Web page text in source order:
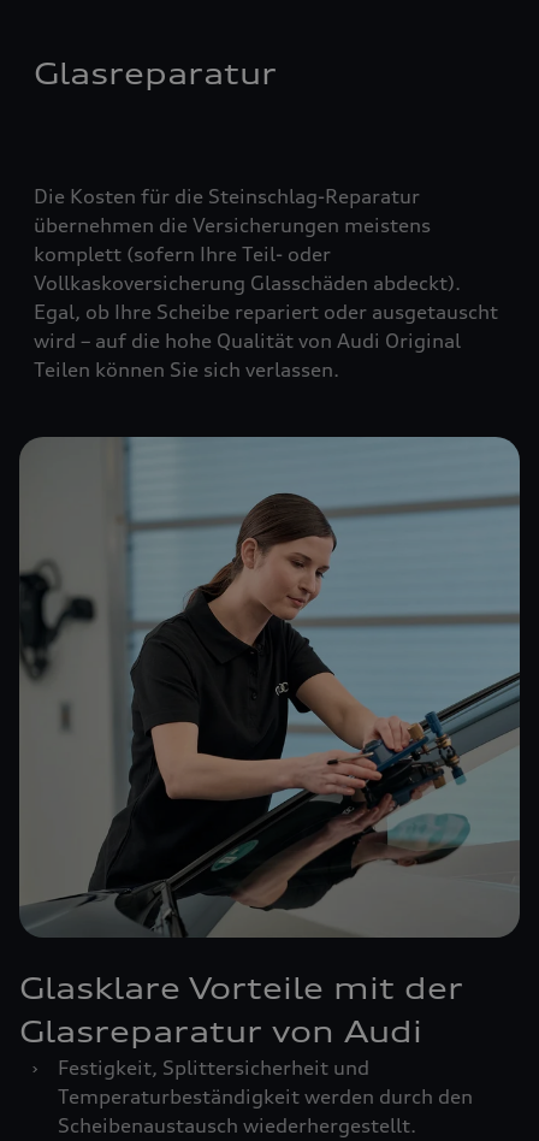
Glasreparatur
Die Kosten für die Steinschlag-Reparatur
übernehmen die Versicherungen meistens
komplett (sofern Ihre Teil- oder
Vollkaskoversicherung Glasschäden abdeckt).
Egal, ob Ihre Scheibe repariert oder ausgetauscht
wird – auf die hohe Qualität von Audi Original
Teilen können Sie sich verlassen.
Glasklare Vorteile mit der
Glasreparatur von Audi
›
Festigkeit, Splittersicherheit und
Temperaturbeständigkeit werden durch den
Scheibenaustausch wiederhergestellt.